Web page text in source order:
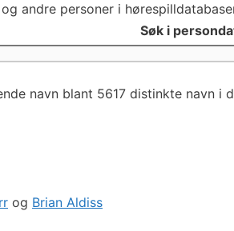
andre personer i
Søk i
navn blant 5617 distinkte navn i
og Brian Aldiss